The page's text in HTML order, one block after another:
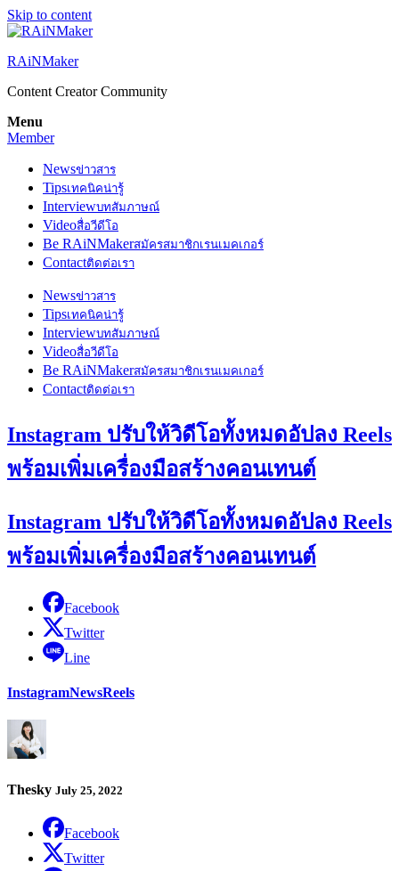
Skip to content
RAiNMaker
Content Creator Community
Menu
Member
Newsข่าวสาร
Tipsเทคนิคน่ารู้
Interviewบทสัมภาษณ์
Videoสื่อวีดีโอ
Be RAiNMakerสมัครสมาชิกเรนเมคเกอร์
Contactติดต่อเรา
Newsข่าวสาร
Tipsเทคนิคน่ารู้
Interviewบทสัมภาษณ์
Videoสื่อวีดีโอ
Be RAiNMakerสมัครสมาชิกเรนเมคเกอร์
Contactติดต่อเรา
Instagram ปรับให้วิดีโอทั้งหมดอัปลง Reels
พร้อมเพิ่มเครื่องมือสร้างคอนเทนต์
Instagram ปรับให้วิดีโอทั้งหมดอัปลง Reels
พร้อมเพิ่มเครื่องมือสร้างคอนเทนต์
Facebook
Twitter
Line
InstagramNewsReels
Thesky July 25, 2022
Facebook
Twitter